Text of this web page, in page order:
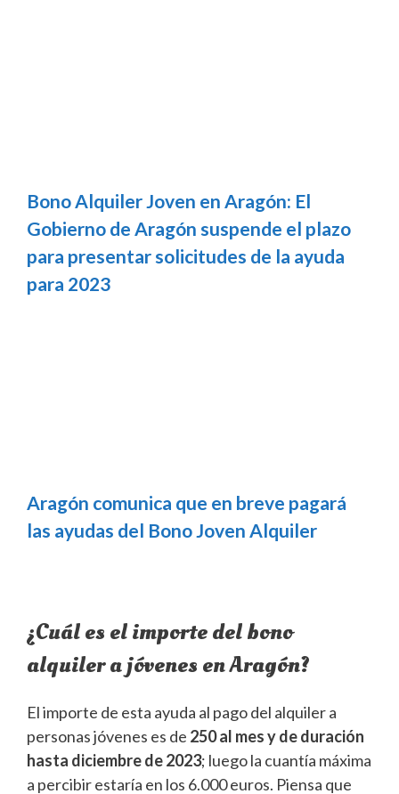
Bono Alquiler Joven en Aragón: El
Gobierno de Aragón suspende el plazo
para presentar solicitudes de la ayuda
para 2023
Aragón comunica que en breve pagará
las ayudas del Bono Joven Alquiler
¿Cuál es el importe del bono
alquiler a jóvenes en Aragón?
El importe de esta ayuda al pago del alquiler a
personas jóvenes es de 250 al mes y de duración
hasta diciembre de 2023; luego la cuantía máxima
a percibir estaría en los 6.000 euros. Piensa que